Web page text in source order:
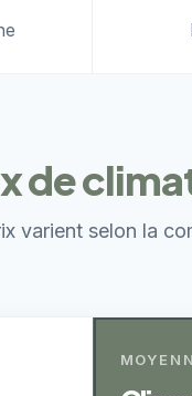
de
varient selon la